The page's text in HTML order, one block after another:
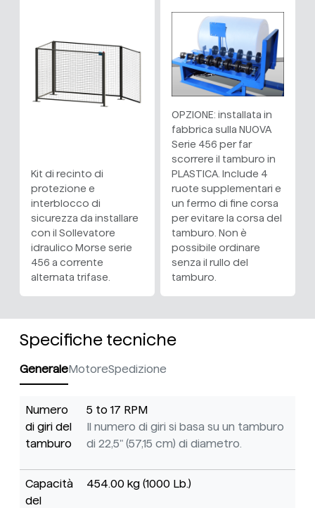
Kit di recinto di
protezione e
interblocco di
sicurezza da installare
con il Sollevatore
idraulico Morse serie
456 a corrente
alternata trifase.
OPZIONE: installata in
fabbrica sulla NUOVA
Serie 456 per far
scorrere il tamburo in
PLASTICA. Include 4
ruote supplementari e
un fermo di fine corsa
per evitare la corsa del
tamburo. Non è
possibile ordinare
senza il rullo del
tamburo.
Specifiche tecniche
GeneraleMotoreSpedizione
Numero
di giri del
tamburo
5 to 17 RPM
Il numero di giri si basa su un tamburo
di 22,5" (57,15 cm) di diametro.
Capacità
del
454.00 kg (1000 Lb.)